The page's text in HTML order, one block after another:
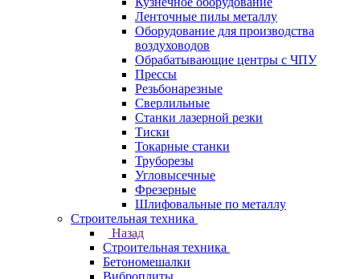
Ленточные пилы металлу
Оборудование для производства
воздуховодов
Обрабатывающие центры с ЧПУ
Прессы
Резьбонарезные
Сверлильные
Станки лазерной резки
Тиски
Токарные станки
Труборезы
Угловысечные
Фрезерные
Шлифовальные по металлу
Строительная техника
Назад
Строительная техника
Бетономешалки
Виброплиты